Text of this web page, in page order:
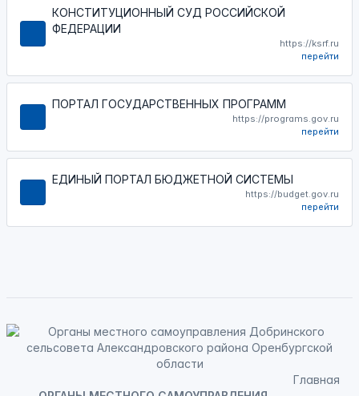
КОНСТИТУЦИОННЫЙ СУД РОССИЙСКОЙ
ФЕДЕРАЦИИ
https://ksrf.ru
перейти
ПОРТАЛ ГОСУДАРСТВЕННЫХ ПРОГРАММ
https://programs.gov.ru
перейти
ЕДИНЫЙ ПОРТАЛ БЮДЖЕТНОЙ СИСТЕМЫ
https://budget.gov.ru
перейти
Главная